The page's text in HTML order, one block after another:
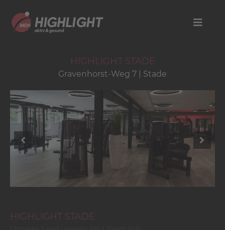
HIGHLIGHT STADE
Gravenhorst-Weg 7 | Stade
HIGHLIGHT STADE